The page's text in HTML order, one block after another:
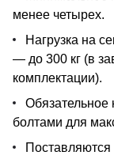
менее четырех.
Нагрузка на
— до 300 кг (в
комплектации).
Обязательное
болтами для
Поставляются